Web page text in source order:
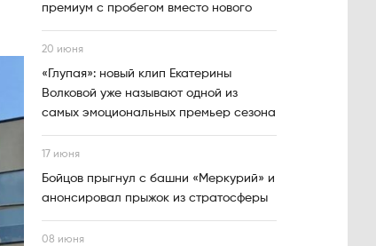
премиум с пробегом вместо нового
20 июня
«Глупая»: новый клип Екатерины
Волковой уже называют одной из
самых эмоциональных премьер сезона
17 июня
Бойцов прыгнул с башни «Меркурий» и
анонсировал прыжок из стратосферы
08 июня